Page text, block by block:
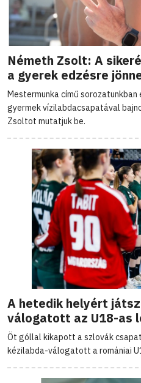
Németh Zsolt: A
a gyerek edzésre
Mestermunka című sorozatunkban
gyermek vízilabdacsapatával
Zsoltot mutatjuk be.
A hetedik helyért
válogatott az U18-as
Öt góllal kikapott a szlovák
kézilabda-válogatott a romániai